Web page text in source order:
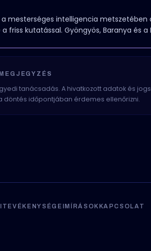
mesterséges intelligencia metszetében
friss kutatással. Gyöngyös, Baranya és a
MEGJEGYZÉS
tanácsadás. A hivatkozott adatok és
döntés időpontjában érdemes ellenőrizni.
TEVÉKENYSÉGEIM ÍRÁSOK KAPCSOLAT